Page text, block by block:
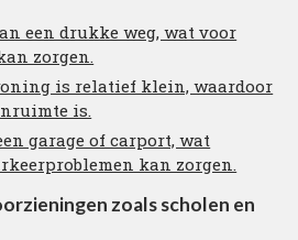
een drukke weg, wat voor
zorgen.
is relatief klein, waardoor
is.
garage of carport, wat
kan zorgen.
zoals scholen en